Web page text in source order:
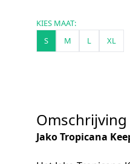
KIES MAAT:
S
M L XL
Jako Tropicana